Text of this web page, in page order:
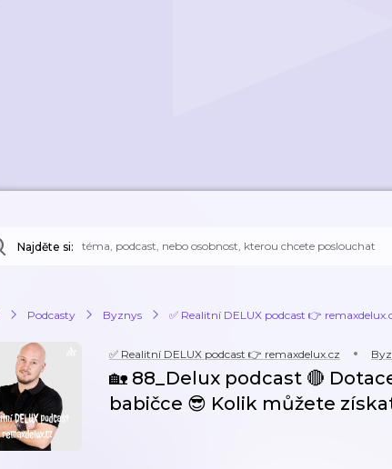
Najděte si:
Podcasty Byznys ✅ Realitní DELUX podcast 👉
✅ Realitní DELUX podcast 👉 remaxdelux.cz
🏡 88_Delux podcast 🔴
babičce 😎 Kolik můžete